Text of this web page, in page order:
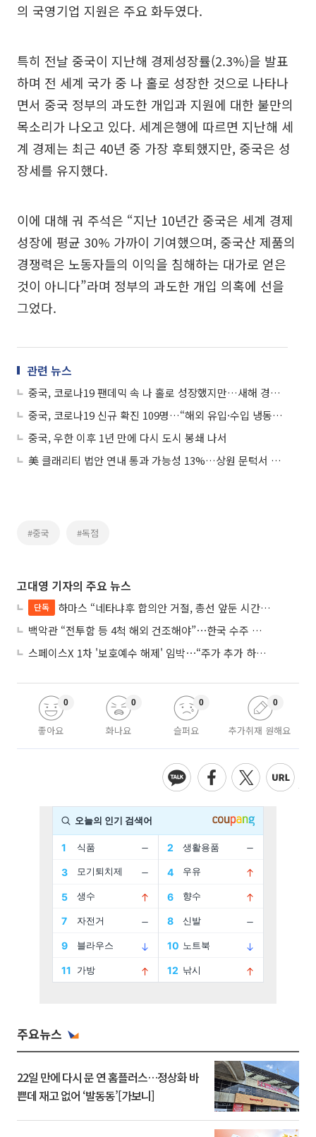
의 국영기업 지원은 주요 화두였다.
특히 전날 중국이 지난해 경제성장률(2.3%)을 발표
하며 전 세계 국가 중 나 홀로 성장한 것으로 나타나
면서 중국 정부의 과도한 개입과 지원에 대한 불만의
목소리가 나오고 있다. 세계은행에 따르면 지난해 세
계 경제는 최근 40년 중 가장 후퇴했지만, 중국은 성
장세를 유지했다.
이에 대해 궈 주석은 “지난 10년간 중국은 세계 경제
성장에 평균 30% 가까이 기여했으며, 중국산 제품의
경쟁력은 노동자들의 이익을 침해하는 대가로 얻은
것이 아니다”라며 정부의 과도한 개입 의혹에 선을
그었다.
관련 뉴스
중국, 코로나19 팬데믹 속 나 홀로 성장했지만…새해 경기회복 불투명
중국, 코로나19 신규 확진 109명…“해외 유입·수입 냉동식품이 원인”
중국, 우한 이후 1년 만에 다시 도시 봉쇄 나서
美 클래리티 법안 연내 통과 가능성 13%…상원 문턱서 제동
#중국 #독점
고대영 기자의 주요 뉴스
단독
하마스 “네타냐후 합의안 거절, 총선 앞둔 시간 끌기”
백악관 “전투함 등 4척 해외 건조해야”⋯한국 수주 기대
스페이스X 1차 '보호예수 해제' 임박⋯“주가 추가 하락 가능성”
좋아요
0
화나요
0
슬퍼요
0
추가취재 원해요
0
주요뉴스
22일 만에 다시 문 연 홈플러스…정상화 바
쁜데 재고 없어 ‘발동동’[가보니]